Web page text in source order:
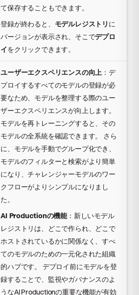
て保存することもできます。
登録が終わると、 モデルレジストリ に
バージョンが表示され、そこでデプロ
イをクリックできます。
ユーザーエクスペリエンスの向上 ：デ
プロイするすべてのモデルの登録が必
要なため、モデルを整理する際のユー
ザーエクスペリエンスが向上します。
モデルを再トレーニングすると、その
モデルの全系統を確認できます。 さら
に、モデルを手動でグループ化でき、
モデルのフィルターと検索がより簡単
になり、チャレンジャーモデルのワー
クフローがよりシンプルになりまし
た。
AI Productionの機能：新しいモデル
レジストリは、どこで作られ、どこで
ホストされているかに関係なく、すべ
てのモデルのための一元化された組織
的ハブです。 デプロイ前にモデルを登
録することで、監視やガバナンスのよ
うなAI Productionの重要な機能が有効